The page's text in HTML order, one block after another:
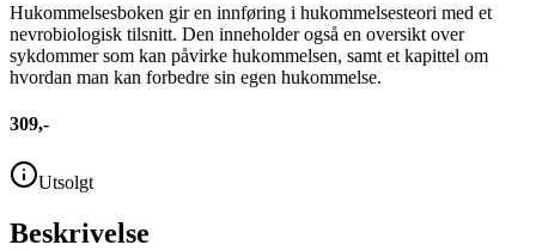
Hukommelsesboken gir en innføring i hukommelsesteori med et
nevrobiologisk tilsnitt. Den inneholder også en oversikt over
sykdommer som kan påvirke hukommelsen, samt et kapittel om
hvordan man kan forbedre sin egen hukommelse.
309,-
Utsolgt
Beskrivelse